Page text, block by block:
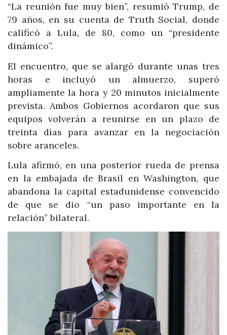
“La reunión fue muy bien”, resumió Trump, de
79 años, en su cuenta de Truth Social, donde
calificó a Lula, de 80, como un “presidente
dinámico”.
El encuentro, que se alargó durante unas tres
horas e incluyó un almuerzo, superó
ampliamente la hora y 20 minutos inicialmente
prevista. Ambos Gobiernos acordaron que sus
equipos volverán a reunirse en un plazo de
treinta días para avanzar en la negociación
sobre aranceles.
Lula afirmó, en una posterior rueda de prensa
en la embajada de Brasil en Washington, que
abandona la capital estadunidense convencido
de que se dio “un paso importante en la
relación” bilateral.